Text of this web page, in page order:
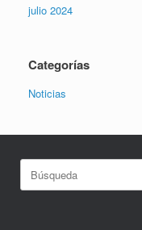
julio 2024
Categorías
Noticias
Buscar: